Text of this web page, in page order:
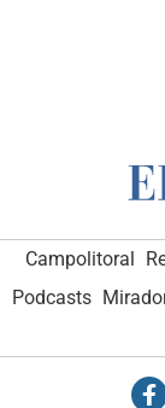
Campolitoral
Podcasts